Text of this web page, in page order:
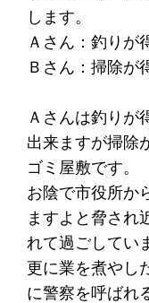
します。
Ａさん：釣りが
Ｂさん：掃除が
Ａさんは釣りが
出来ますが掃除
ゴミ屋敷です。
お陰で市役所か
ますよと脅され
れて過ごしてい
更に業を煮やし
に警察を呼ばれ